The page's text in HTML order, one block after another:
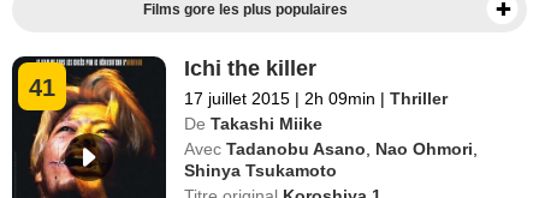
Films gore les plus populaires
41
Ichi the killer
17 juillet 2015 | 2h 09min | Thriller
De Takashi Miike
Avec Tadanobu Asano Nao Ohmori
Shinya Tsukamoto